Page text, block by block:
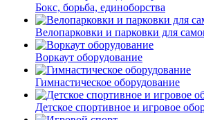
Бокс, борьба, единоборства
Велопарковки и парковки для
Воркаут оборудование
Гимнастическое оборудование
Детское спортивное и игровое